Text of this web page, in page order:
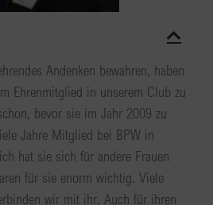
Andenken bewahren, haben
Ehrenmitglied in unserem Club zu
bevor sie im Jahr 2009 zu
Jahre Mitglied bei BPW in
hat sie sich für andere Frauen
für sie enorm wichtig. Viele
wir mit ihr. Auch für ihren